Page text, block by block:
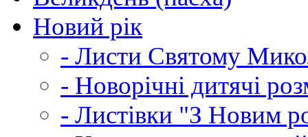
Новий рік
- Листи Святому
- Новорічні дитячі
- Листівки "З Новим